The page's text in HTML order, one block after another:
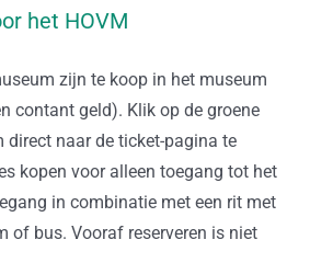
het HOVM
zijn te koop in het museum
contant geld). Klik op de groene
direct naar de ticket-pagina te
kopen voor alleen toegang tot het
in combinatie met een rit met
of bus. Vooraf reserveren is niet